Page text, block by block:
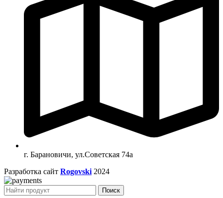
г. Барановичи, ул.Советская 74а
Разработка сайт Rogovski 2024
Поиск